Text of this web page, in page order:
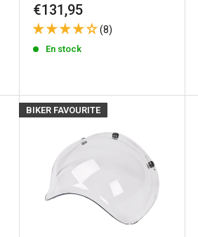
Precio
de
venta
€131,95
(8)
En stock
BIKER FAVOURITE